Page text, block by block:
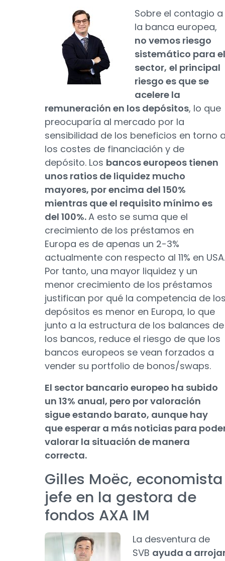
Sobre el contagio a
la banca europea,
no vemos riesgo
sistemático para el
sector, el principal
riesgo es que se
acelere la
remuneración en los depósitos, lo que
preocuparía al mercado por la
sensibilidad de los beneficios en torno
los costes de financiación y de
depósito. Los bancos europeos tienen
unos ratios de liquidez mucho
mayores, por encima del 150%
mientras que el requisito mínimo es
del 100%.A esto se suma que el
crecimiento de los préstamos en
Europa es de apenas un 2-3%
actualmente con respecto al 11% en USA.
Por tanto, una mayor liquidez y un
menor crecimiento de los préstamos
justifican por qué la competencia de
depósitos es menor en Europa, lo que
junto a la estructura de los balances de
los bancos, reduce el riesgo de que los
bancos europeos se vean forzados a
vender su portfolio de bonos/swaps.
El sector bancario europeo ha subido
un 13% anual, pero por valoración
sigue estando barato, aunque hay
que esperar a más noticias para
valorar la situación de manera
correcta.
Gilles Moëc, economista
jefe en la gestora de
fondos AXA IM
La desventura de
SVB ayuda a